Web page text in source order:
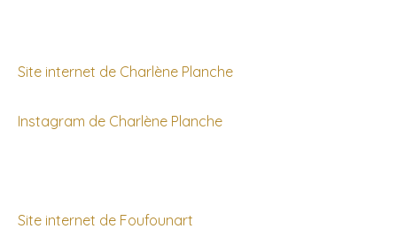
Site internet de Charlène Planche
Instagram de Charlène Planche
Site internet de Foufounart